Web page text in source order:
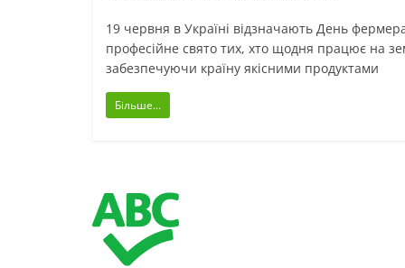
19 червня в Україні відзначають День
професійне свято тих, хто щодня працює на
забезпечуючи країну якісними продуктами
Більше...